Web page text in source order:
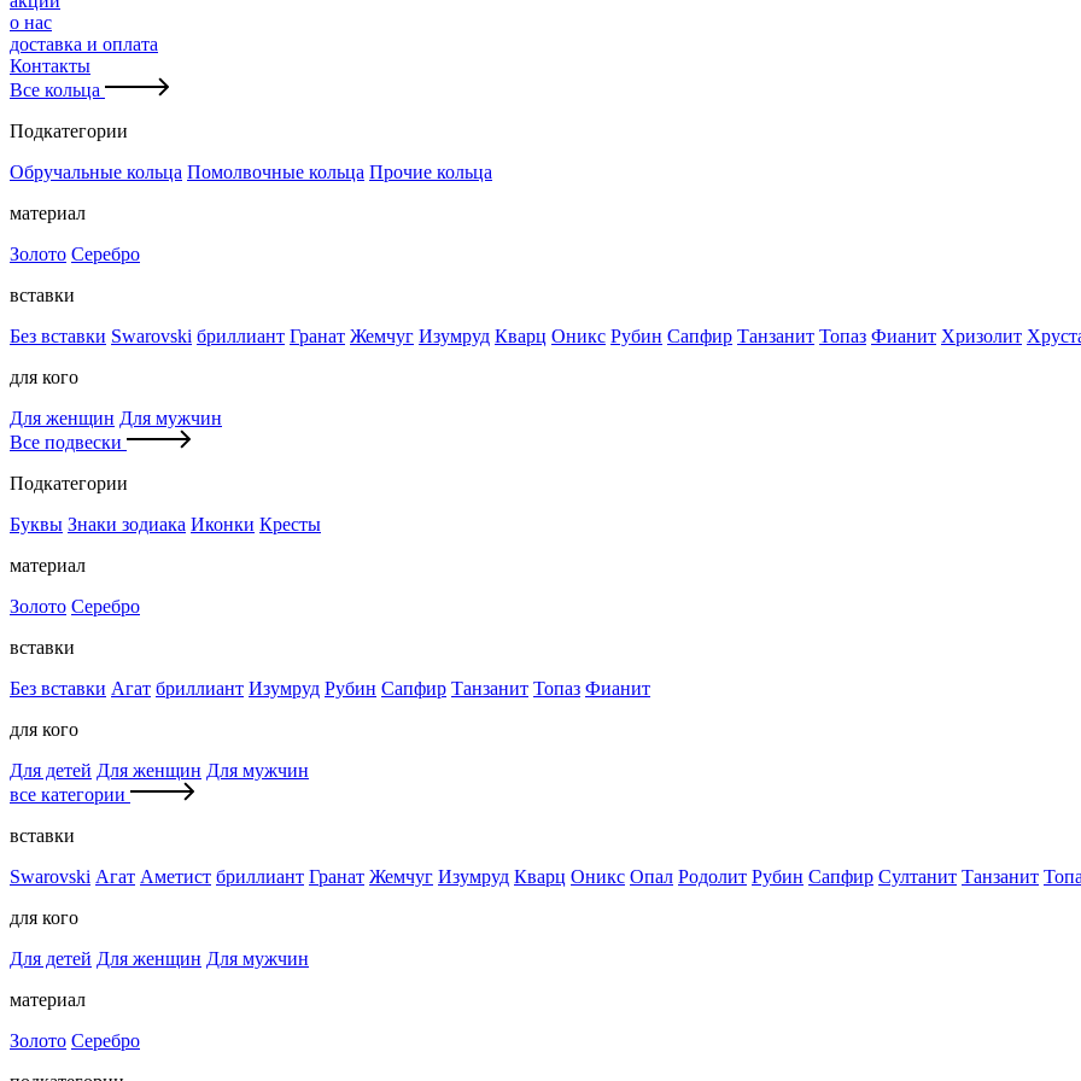
о нас
доставка и оплата
Контакты
Все кольца
Подкатегории
Обручальные кольца Помолвочные кольца Прочие кольца
материал
Золото Серебро
вставки
Без вставки Swarovski бриллиант Гранат Жемчуг Изумруд Кварц Оникс Рубин Сапфир Танзанит Топаз Фианит Хризолит
для кого
Для женщин Для мужчин
Все подвески
Подкатегории
Буквы Знаки зодиака Иконки Кресты
материал
Золото Серебро
вставки
Без вставки Агат бриллиант Изумруд Рубин Сапфир Танзанит Топаз Фианит
для кого
Для детей Для женщин Для мужчин
все категории
вставки
Swarovski Агат Аметист бриллиант Гранат Жемчуг Изумруд Кварц Оникс Опал Родолит Рубин Сапфир Султанит Танзанит
для кого
Для детей Для женщин Для мужчин
материал
Золото Серебро